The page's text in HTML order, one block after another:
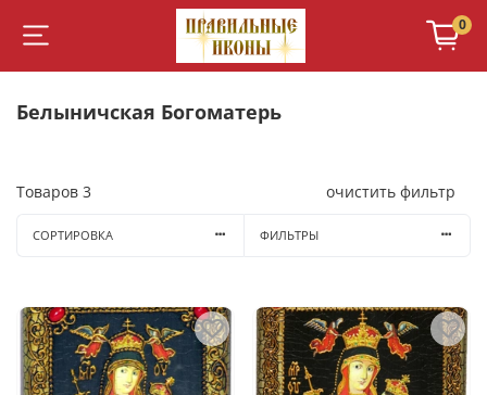
0
Белыничская Богоматерь
Товаров 3 очистить фильтр
СОРТИРОВКА ФИЛЬТРЫ